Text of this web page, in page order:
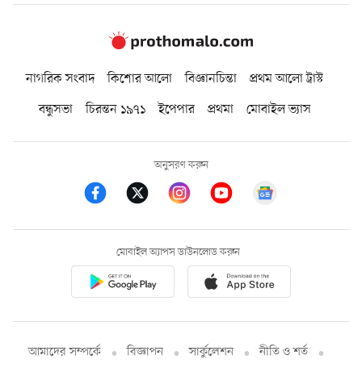
নাগরিক সংবাদ কিশোর আলো বিজ্ঞানচিন্তা
প্রথম আলো ট্রাস্ট
বন্ধুসভা
চিরন্তন ১৯৭১ ইপেপার প্রথমা মোবাইল ভ্যাস
অনুসরণ করুন
মোবাইল অ্যাপস ডাউনলোড করুন
আমাদের সম্পর্কে বিজ্ঞাপন সার্কুলেশন নীতি ও শর্ত